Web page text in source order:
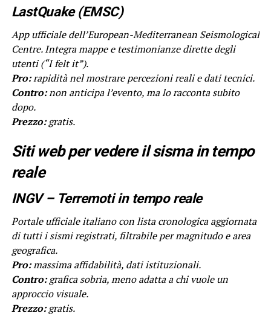
LastQuake (EMSC)
App ufficiale dell’European-Mediterranean Seismological
Centre. Integra mappe e testimonianze dirette degli
utenti (“I felt it”).
Pro:rapidità nel mostrare percezioni reali e dati tecnici.
Contro:non anticipa l’evento, ma lo racconta subito
dopo.
Prezzo:gratis.
Siti web per vedere il sisma in tempo
reale
INGV – Terremoti in tempo reale
Portale ufficiale italiano con lista cronologica aggiornata
di tutti i sismi registrati, filtrabile per magnitudo e area
geografica.
Pro:massima affidabilità, dati istituzionali.
Contro:grafica sobria, meno adatta a chi vuole un
approccio visuale.
Prezzo:gratis.